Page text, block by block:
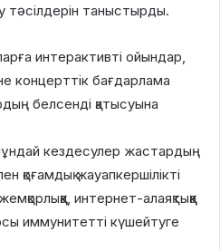
тәсілдерін таныстырды.
интерактивті ойындар,
концерттік бағдарлама
белсенді қатысуына
кездесулер жастардың
қоғамдық жауапкершілікті
интернет-алаяқтыққа
иммунитетті күшейтуге